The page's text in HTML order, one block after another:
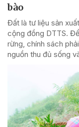
bào
Đất là tư liệu sản
cộng đồng DTTS.
rừng, chính sách
nguồn thu đủ sống